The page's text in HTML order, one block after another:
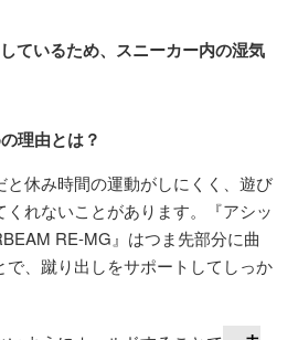
ているため、スニーカー内の湿気
理由とは？
休み時間の運動がしにくく、遊び
れないことがあります。『アシッ
RE-MG』はつま先部分に曲
で、蹴り出しをサポートしてしっか